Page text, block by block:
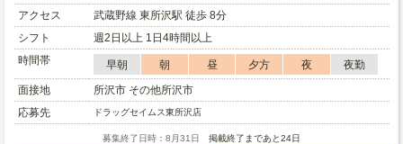
アクセス
武蔵野線 東所沢駅 徒歩 8分
シフト
週2日以上 1日4時間以上
時間帯
早朝 朝 昼 夕方 夜
夜勤
面接地
所沢市 その他所沢市
応募先
ドラッグセイムス東所沢店
募集終了日時：8月31日 掲載終了まであと24日